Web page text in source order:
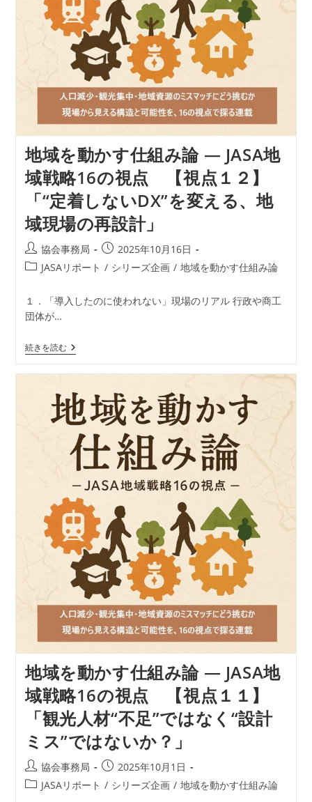
16
の
視
点
【視
点
３】
「自
治
体
間
が“対
話
で
き
な
い”理
由
解
く」
地域を動かす仕組み論 ― JASA地
域戦略16の視点 【視点１２】
「“定着しないDX”を変える、地
域現場の再設計」
投
稿
協会事務局
投
稿
日:
2025年10月16日
投
カ
テ
ゴ
ー:
JASAリポート / シリーズ企画 / 地域を動かす仕組み論
１．「導入したのに使われない」現場のリアル 行政や商工
団体が…
続きを読む地
域
か
す
仕
組
論
―
JASA
戦
略
16
の
視
点
【視
点
２】
「“定
着
し
DX”を
変
え
る、
地
域
現
場
の
再
設
計」
地域を動かす仕組み論 ― JASA地
域戦略16の視点 【視点１１】
「観光人材“不足”ではなく“設計
ミス”ではないか？」
投
稿
協会事務局
投
稿
2025年10月1日
投 JASAリポート / シリーズ企画 / 地域を動かす仕組み論